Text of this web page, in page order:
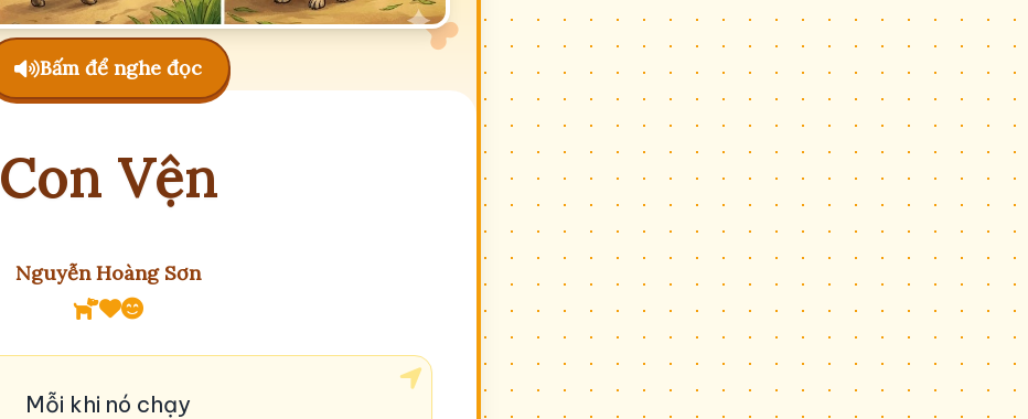
Bấm để nghe đọc
Con Vện
Nguyễn Hoàng Sơn
Mỗi khi nó chạy